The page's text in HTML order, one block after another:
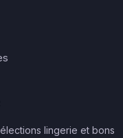
lingerie et bons